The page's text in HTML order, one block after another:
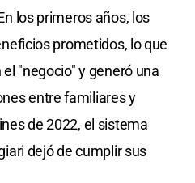
los primeros años, los
prometidos, lo que
"negocio" y generó una
entre familiares y
de 2022, el sistema
dejó de cumplir sus